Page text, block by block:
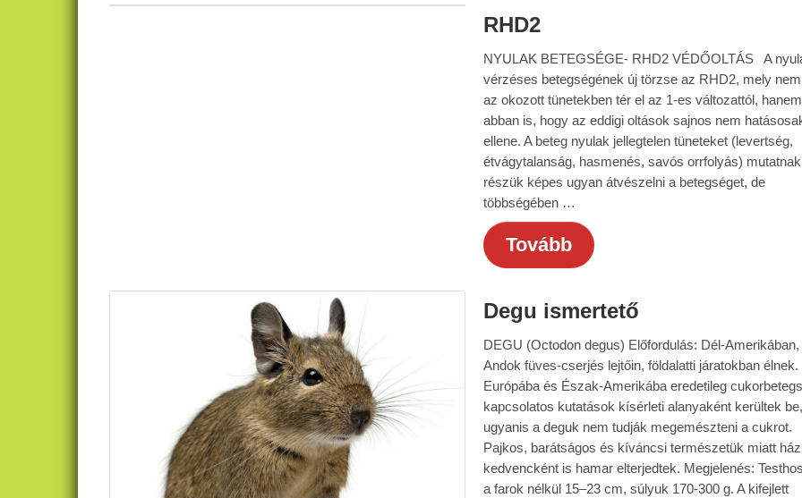
RHD2
NYULAK BETEGSÉGE- RHD2 VÉDŐOLTÁS A
vérzéses betegségének új törzse az RHD2, mely
az okozott tünetekben tér el az 1-es változattól, hanem
abban is, hogy az eddigi oltások sajnos nem
ellene. A beteg nyulak jellegtelen tüneteket (levertség,
étvágytalanság, hasmenés, savós orrfolyás)
részük képes ugyan átvészelni a betegséget, de
többségében …
Tovább
Degu ismertető
DEGU (Octodon degus) Előfordulás: Dél-Amerikában,
Andok füves-cserjés lejtőin, földalatti járatokban élnek.
Európába és Észak-Amerikába eredetileg
kapcsolatos kutatások kísérleti alanyaként kerültek be,
ugyanis a deguk nem tudják megemészteni a cukrot.
Pajkos, barátságos és kíváncsi természetük miatt
kedvencként is hamar elterjedtek. Megjelenés:
a farok nélkül 15–23 cm, súlyuk 170-300 g. A kifejlett